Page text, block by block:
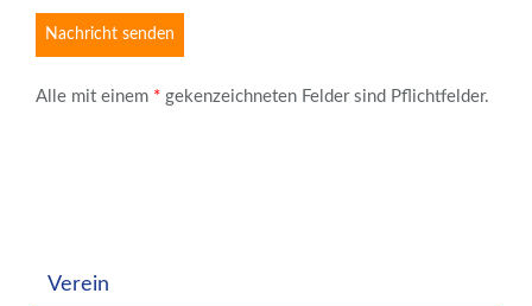
Alle mit einem * gekenzeichneten Felder sind Pflichtfelder.
Verein